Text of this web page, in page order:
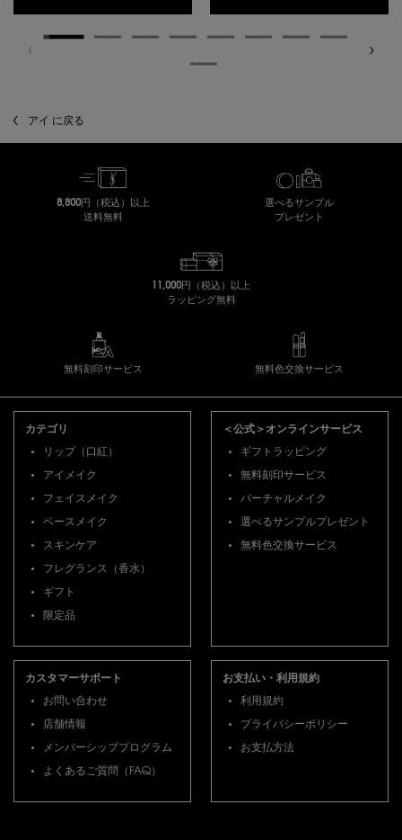
アイ に戻る
8,800円（税込）以上
送料無料
選べるサンプル
プレゼント
11,000円（税込）以上
ラッピング無料
無料刻印サービス 無料色交換サービス
カテゴリ
リップ（口紅）
アイメイク
フェイスメイク
ベースメイク
スキンケア
フレグランス（香水）
ギフト
限定品
＜公式＞オンラインサービス
ギフトラッピング
無料刻印サービス
バーチャルメイク
選べるサンプルプレゼント
無料色交換サービス
カスタマーサポート
お問い合わせ
店舗情報
メンバーシッププログラム
よくあるご質問（FAQ）
お支払い・利用規約
利用規約
プライバシーポリシー
お支払方法